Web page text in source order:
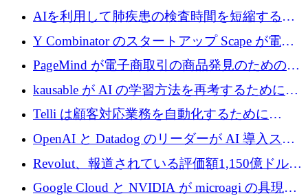
AIを利用して肺疾患の検査時間を短縮する英
国のヘルステック挑戦者が1900万ドルを獲得
Y Combinator のスタートアップ Scape が電子
メールを再考するために 320 万ドルを調達し
てステルスから浮上
PageMind が電子商取引の商品発見のための
AI を拡張するために 120 万ユーロを調達
kausable が AI の学習方法を再考するために
1,200 万ユーロを調達
Telli は顧客対応業務を自動化するために
1,500 万ドルのシードを確保
OpenAI と Datadog のリーダーが AI 導入スタ
ートアップ Arrakis を支援
Revolut、報道されている評価額1,150億ドルで
の新たな二次株式売却を確認
Google Cloud と NVIDIA が microagi の具現化